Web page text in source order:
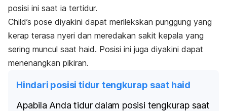
posisi ini saat ia tertidur.
Child’s pose diyakini dapat merilekskan punggung yang
kerap terasa nyeri dan meredakan sakit kepala yang
sering muncul saat haid. Posisi ini juga diyakini dapat
menenangkan pikiran.
Hindari posisi tidur tengkurap saat haid
Apabila Anda tidur dalam posisi tengkurap saat